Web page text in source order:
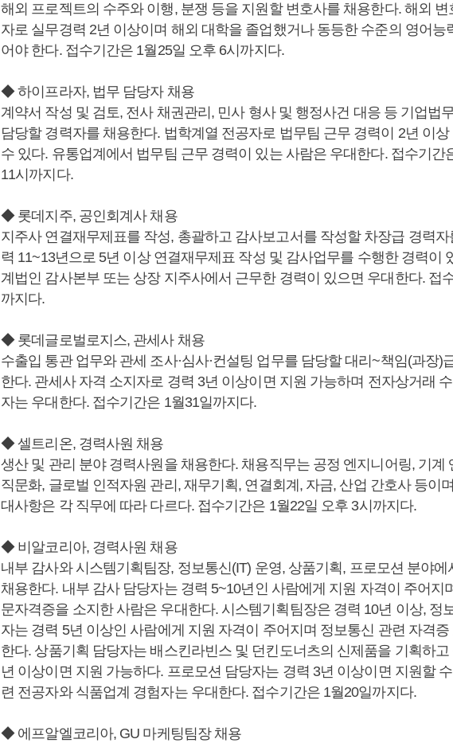
해외 프로젝트의 수주와 이행, 분쟁 등을 지원할 변호사를 채용한다. 해외 변
자로 실무경력 2년 이상이며 해외 대학을 졸업했거나 동등한 수준의 영어능
어야 한다. 접수기간은 1월25일 오후 6시까지다.
◆ 하이프라자, 법무 담당자 채용
계약서 작성 및 검토, 전사 채권관리, 민사 형사 및 행정사건 대응 등 기업법
담당할 경력자를 채용한다. 법학계열 전공자로 법무팀 근무 경력이 2년 이
수 있다. 유통업계에서 법무팀 근무 경력이 있는 사람은 우대한다. 접수기간
11시까지다.
◆ 롯데지주, 공인회계사 채용
지주사 연결재무제표를 작성, 총괄하고 감사보고서를 작성할 차장급 경력자
력 11~13년으로 5년 이상 연결재무제표 작성 및 감사업무를 수행한 경력이
계법인 감사본부 또는 상장 지주사에서 근무한 경력이 있으면 우대한다. 접
까지다.
◆ 롯데글로벌로지스, 관세사 채용
수출입 통관 업무와 관세 조사·심사·컨설팅 업무를 담당할 대리~책임(과장)
한다. 관세사 자격 소지자로 경력 3년 이상이면 지원 가능하며 전자상거래
자는 우대한다. 접수기간은 1월31일까지다.
◆ 셀트리온, 경력사원 채용
생산 및 관리 분야 경력사원을 채용한다. 채용직무는 공정 엔지니어링, 기계
직문화, 글로벌 인적자원 관리, 재무기획, 연결회계, 자금, 산업 간호사 등이
대사항은 각 직무에 따라 다르다. 접수기간은 1월22일 오후 3시까지다.
◆ 비알코리아, 경력사원 채용
내부 감사와 시스템기획팀장, 정보통신(IT) 운영, 상품기획, 프로모션 분야에
채용한다. 내부 감사 담당자는 경력 5~10년인 사람에게 지원 자격이 주어지
문자격증을 소지한 사람은 우대한다. 시스템기획팀장은 경력 10년 이상, 정
자는 경력 5년 이상인 사람에게 지원 자격이 주어지며 정보통신 관련 자격증
한다. 상품기획 담당자는 배스킨라빈스 및 던킨도너츠의 신제품을 기획하
년 이상이면 지원 가능하다. 프로모션 담당자는 경력 3년 이상이면 지원할
련 전공자와 식품업계 경험자는 우대한다. 접수기간은 1월20일까지다.
◆ 에프알엘코리아, GU 마케팅팀장 채용